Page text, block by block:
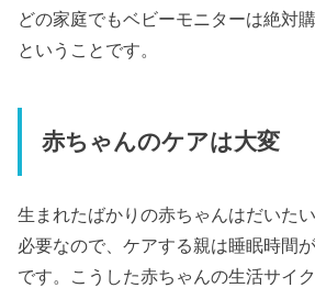
どの家庭でもベビーモニターは絶対
ということです。
赤ちゃんのケアは大変
生まれたばかりの赤ちゃんはだいた
必要なので、ケアする親は睡眠時間
です。こうした赤ちゃんの生活サイ